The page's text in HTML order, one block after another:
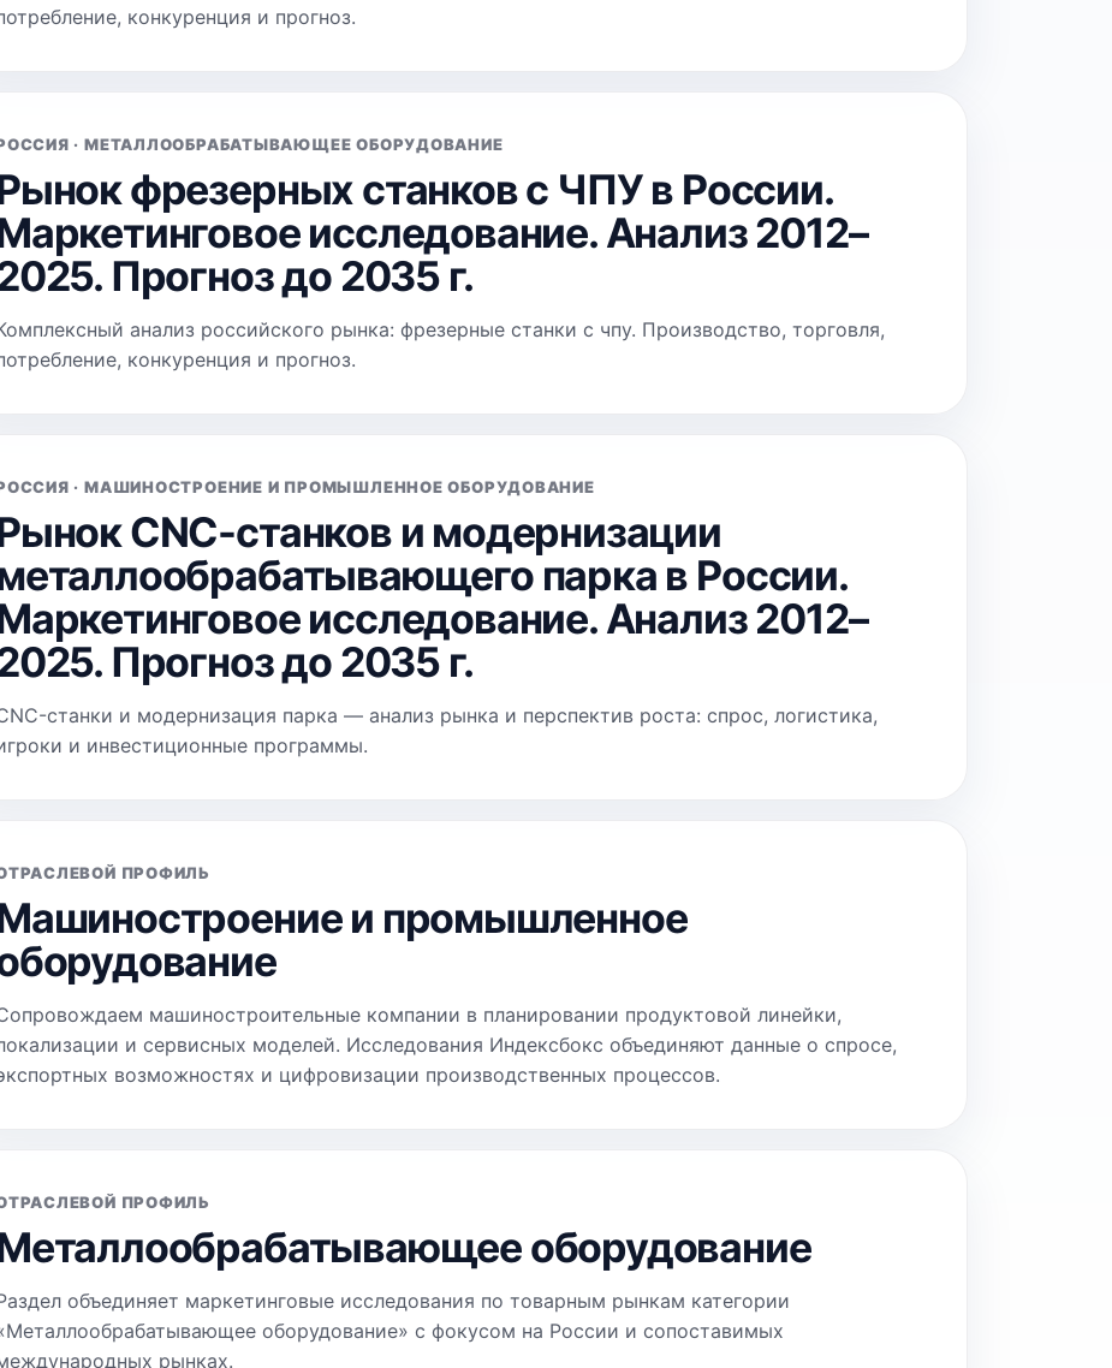
конкуренция и прогноз.
· МЕТАЛЛООБРАБАТЫВАЮЩЕЕ ОБОРУДОВАНИЕ
фрезерных станков с ЧПУ в России.
исследование. Анализ 2012–
Прогноз до 2035 г.
анализ российского рынка: фрезерные станки с чпу. Производство, торговля,
конкуренция и прогноз.
· МАШИНОСТРОЕНИЕ И ПРОМЫШЛЕННОЕ ОБОРУДОВАНИЕ
CNC-станков и модернизации
парка в России.
исследование. Анализ 2012–
Прогноз до 2035 г.
станки и модернизация парка — анализ рынка и перспектив роста: спрос, логистика,
и инвестиционные программы.
ПРОФИЛЬ
и промышленное
машиностроительные компании в планировании продуктовой линейки,
и сервисных моделей. Исследования Индексбокс объединяют данные о спросе,
возможностях и цифровизации производственных процессов.
ПРОФИЛЬ
оборудование
объединяет маркетинговые исследования по товарным рынкам категории
оборудование» с фокусом на России и сопоставимых
рынках.